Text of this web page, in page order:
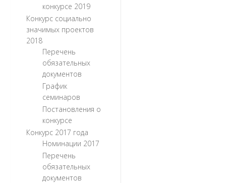
конкурсе 2019
Конкурс социально
значимых проектов
2018
Перечень
обязательных
документов
График
семинаров
Постановления о
конкурсе
Конкурс 2017 года
Номинации 2017
Перечень
обязательных
документов